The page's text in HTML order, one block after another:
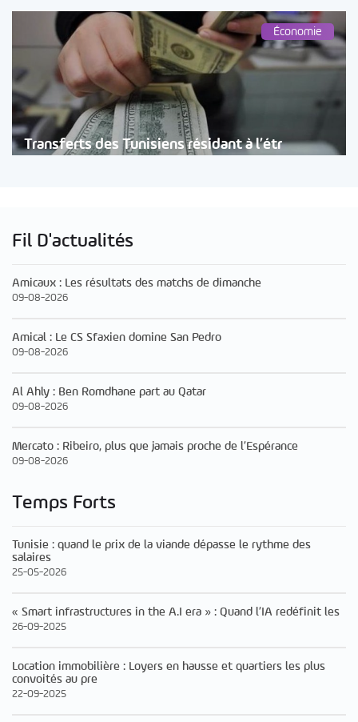
Économie
Transferts des Tunisiens résidant à l’étr
Fil D'actualités
Amicaux : Les résultats des matchs de dimanche
09-08-2026
Amical : Le CS Sfaxien domine San Pedro
09-08-2026
Al Ahly : Ben Romdhane part au Qatar
09-08-2026
Mercato : Ribeiro, plus que jamais proche de l’Espérance
09-08-2026
Temps Forts
Tunisie : quand le prix de la viande dépasse le rythme des
salaires
25-05-2026
« Smart infrastructures in the A.I era » : Quand l’IA redéfinit les
26-09-2025
Location immobilière : Loyers en hausse et quartiers les plus
convoités au pre
22-09-2025